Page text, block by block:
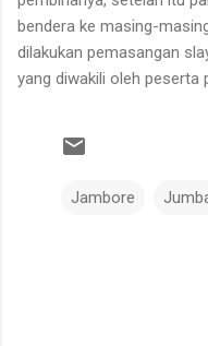
bendera ke masing-
dilakukan pemasangan
yang diwakili oleh peserta
Jambore